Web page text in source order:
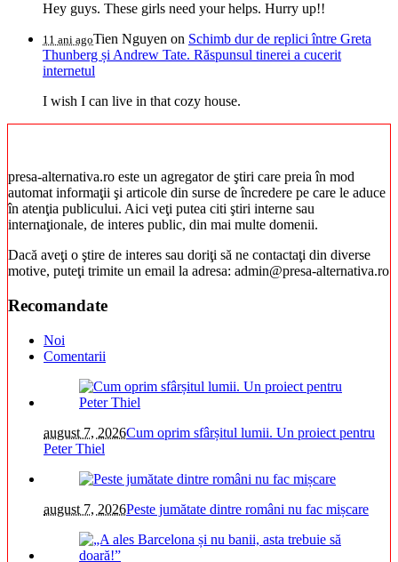
Hey guys. These girls need your helps. Hurry up!!
11 ani agoTien Nguyen on Schimb dur de replici între Greta
Thunberg și Andrew Tate. Răspunsul tinerei a cucerit
internetul
I wish I can live in that cozy house.
presa-alternativa.ro este un agregator de ştiri care preia în mod
automat informaţii şi articole din surse de încredere pe care le aduce
în atenţia publicului. Aici veţi putea citi ştiri interne sau
internaţionale, de interes public, din mai multe domenii.
Dacă aveţi o ştire de interes sau doriţi să ne contactaţi din diverse
motive, puteţi trimite un email la adresa: admin@presa-alternativa.ro
Recomandate
Noi
Comentarii
august 7, 2026Cum oprim sfârșitul lumii. Un proiect pentru
Peter Thiel
august 7, 2026Peste jumătate dintre români nu fac mișcare